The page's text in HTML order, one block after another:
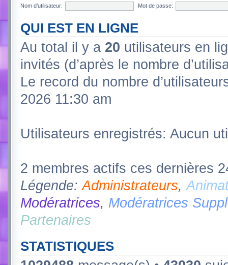
Nom d’utilisateur:
Mot de passe:
QUI EST EN LIGNE
Au total il y a 20 utilisateurs en
invités (d’après le nombre
Le record du nombre
2026 11:30 am
Utilisateurs enregistrés: Aucun
2 membres actifs ces dernières
Légende:Administrateurs,
Modératrices, Modératrices
Partenaires
STATISTIQUES